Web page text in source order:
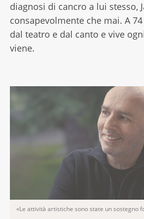
diagnosi di cancro a lui stesso,
consapevolmente che mai. A
dal teatro e dal canto e vive
viene.
«Le attività artistiche sono state un sostegno